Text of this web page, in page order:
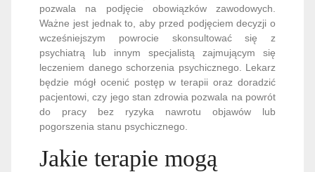
pozwala na podjęcie obowiązków zawodowych.
Ważne jest jednak to, aby przed podjęciem decyzji o
wcześniejszym powrocie skonsultować się z
psychiatrą lub innym specjalistą zajmującym się
leczeniem danego schorzenia psychicznego. Lekarz
będzie mógł ocenić postęp w terapii oraz doradzić
pacjentowi, czy jego stan zdrowia pozwala na powrót
do pracy bez ryzyka nawrotu objawów lub
pogorszenia stanu psychicznego.
Jakie terapie mogą